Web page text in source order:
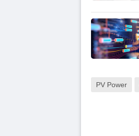
PV Power